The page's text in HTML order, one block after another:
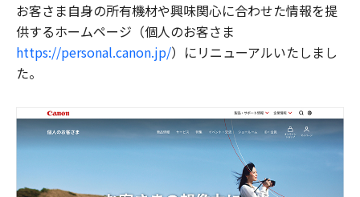
お客さま自身の所有機材や興味関心に合わせた情報を提
供するホームページ（個人のお客さま
https://personal.canon.jp/）にリニューアルいたしまし
た。